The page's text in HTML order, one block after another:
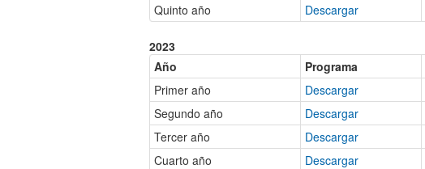
Quinto año
Descargar
2023
Año
Programa
Primer año
Descargar
Segundo año
Descargar
Tercer año
Descargar
Cuarto año
Descargar